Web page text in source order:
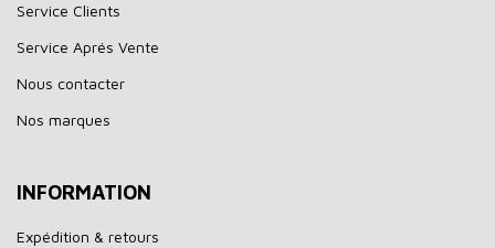
Service Clients
Service Aprés Vente
Nous contacter
Nos marques
INFORMATION
Expédition & retours